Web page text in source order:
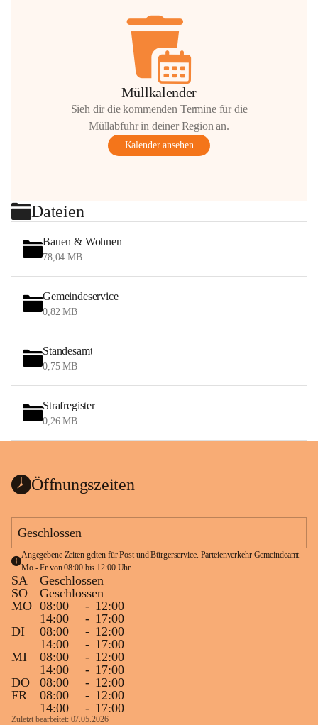
Müllkalender
Sieh dir die kommenden Termine für die
Müllabfuhr in deiner Region an.
Kalender ansehen
Dateien
Bauen & Wohnen
78,04 MB
Gemeindeservice
0,82 MB
Standesamt
0,75 MB
Strafregister
0,26 MB
Öffnungszeiten
Geschlossen
Angegebene Zeiten gelten für Post und Bürgerservice. Parteienverkehr Gemeindeamt
Mo - Fr von 08:00 bis 12:00 Uhr.
SA
Geschlossen
SO
Geschlossen
MO 08:00 - 12:00
14:00
- 17:00
DI
08:00 - 12:00
14:00
- 17:00
MI
08:00 - 12:00
14:00
- 17:00
DO
08:00 - 12:00
FR
08:00 - 12:00
14:00
- 17:00
Zuletzt bearbeitet: 07.05.2026